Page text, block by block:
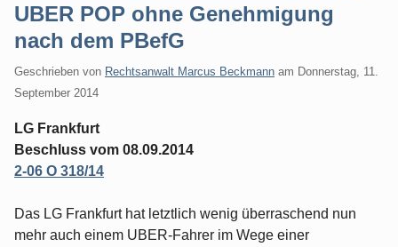
UBER POP ohne Genehmigung
nach dem PBefG
Geschrieben von Rechtsanwalt Marcus Beckmann am Donnerstag, 11.
September 2014
LG Frankfurt
Beschluss vom 08.09.2014
2-06 O 318/14
Das LG Frankfurt hat letztlich wenig überraschend nun
mehr auch einem UBER-Fahrer im Wege einer